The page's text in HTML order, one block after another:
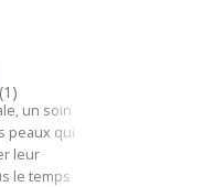
(1)
un soin
peaux qui
leur
le temps